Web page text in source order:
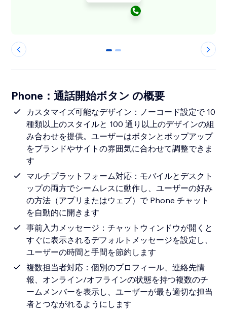
0 1
Phone：通話開始ボタン の概要
カスタマイズ可能なデザイン：ノーコード設定で 10
種類以上のスタイルと 100 通り以上のデザインの組
み合わせを提供。ユーザーはボタンとポップアップ
をブランドやサイトの雰囲気に合わせて調整できま
す
マルチプラットフォーム対応：モバイルとデスクト
ップの両方でシームレスに動作し、ユーザーの好み
の方法（アプリまたはウェブ）で Phone チャット
を自動的に開きます
事前入力メッセージ：チャットウィンドウが開くと
すぐに表示されるデフォルトメッセージを設定し、
ユーザーの時間と手間を節約します
複数担当者対応：個別のプロフィール、連絡先情
報、オンライン/オフラインの状態を持つ複数のチ
ームメンバーを表示し、ユーザーが最も適切な担当
者とつながれるようにします